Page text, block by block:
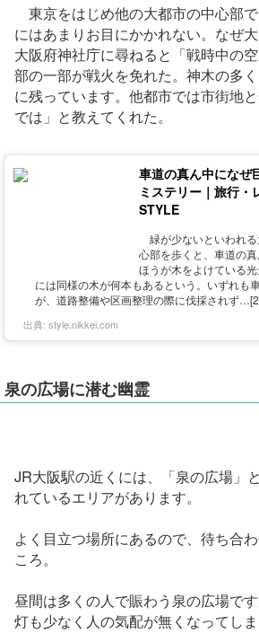
東京をはじめ他の大都市の中心部
にはあまりお目にかかれない。なぜ大
大阪府神社庁に尋ねると「戦時中の
部の一部が戦火を免れた。神木の多
に残っています。他都市では市街地
では」と教えてくれた。
車道の真ん中にな
ミステリー｜旅行・
STYLE
緑が少ないといわれ
心部を歩くと、車道の
ほうが木をよけている
には同様の木が何本もあるという。いずれも
が、道路整備や区画整理の際に伐採されず
出典: style.nikkei.com
泉の広場に潜む幽霊
JR大阪駅の近くには、「泉の広場」
れているエリアがあります。
よく目立つ場所にあるので、待ち合
ころ。
昼間は多くの人で賑わう泉の広場で
灯も少なく人の気配が無くなってしま